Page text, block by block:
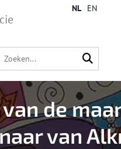
NL EN
de
van